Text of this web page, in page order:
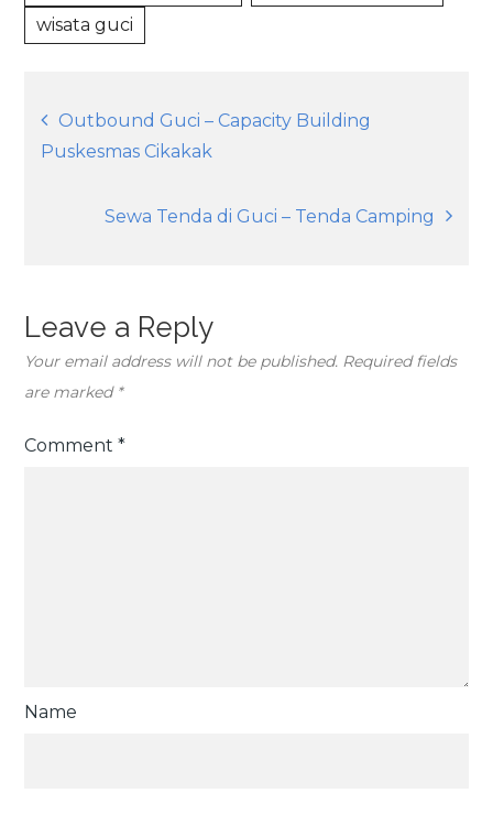
wisata guci
Post
navigation
Outbound Guci – Capacity Building
Puskesmas Cikakak
Sewa Tenda di Guci – Tenda Camping
Leave a Reply
Your email address will not be published. Required fields
are marked *
Comment*
Name